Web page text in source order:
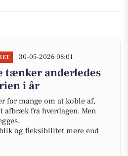
30-05-2026 08:01
tænker anderledes
i år
for mange om at koble af,
afbræk fra hverdagen. Men
og fleksibilitet mere end